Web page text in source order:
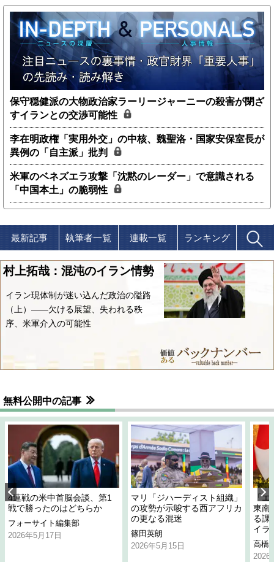
保守穏健派の大物政治家ラーリージャーニーの殺害が閉ざ
すイランとの交渉可能性
李在明政権「実用外交」の中核、魏聖洛・国家安保室長が
異例の「自主派」批判
米軍のベネズエラ攻撃「沈黙のレーダー」で意識される
「中国本土」の脆弱性
最新記事 執筆者一覧 連載一覧 ランキング
村上拓哉：混沌のイラン情勢
イラン現体制が迷い込んだ政治の隘路
（上）――欠ける展望、失われる秩
序、米軍介入の可能性
無料公開中の記事
4連戦の米中首脳会談、第1
戦で勝ったのはどちらか
フォーサイト編集部
2026年5月17日
マリ「ジハーディスト組織」
の攻勢が示唆する西アフリカ
の更なる混迷
篠田英朗
2026年5月15日
「
東南
る課
イラ
高橋
2026